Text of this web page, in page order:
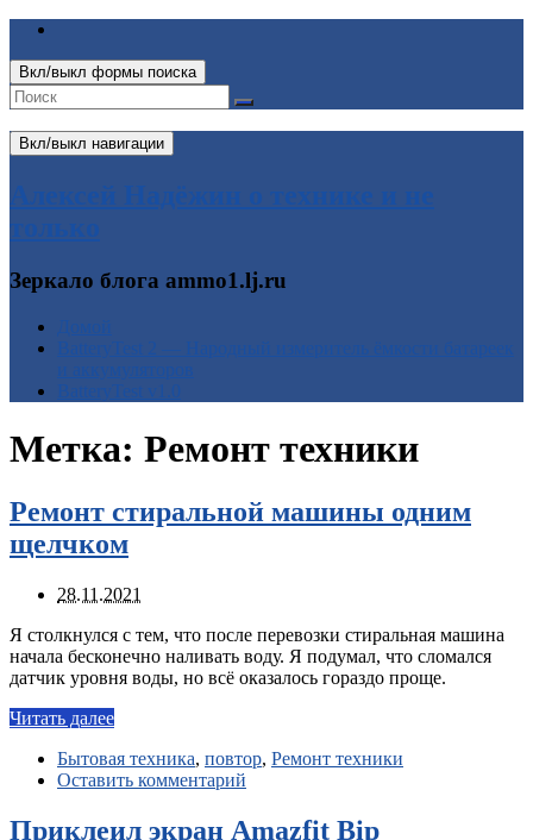
Вкл/выкл формы поиска
Вкл/выкл навигации
Алексей Надёжин о технике и не
только
Зеркало блога ammo1.lj.ru
Метка: Ремонт техники
Ремонт стиральной машины одним
щелчком
28.11.2021
Я столкнулся с тем, что после перевозки стиральная машина
начала бесконечно наливать воду. Я подумал, что сломался
датчик уровня воды, но всё оказалось гораздо проще.
Читать далее
Бытовая техника, повтор, Ремонт техники
Оставить комментарий
Приклеил экран Amazfit Bip